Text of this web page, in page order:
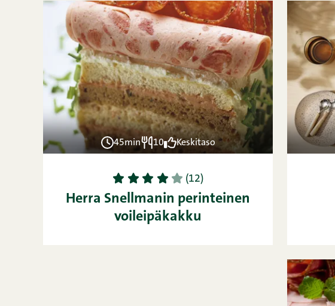
45min 10 Keskitaso
1 2 3 4 5 (12)
Herra Snellmanin perinteinen
voileipäkakku